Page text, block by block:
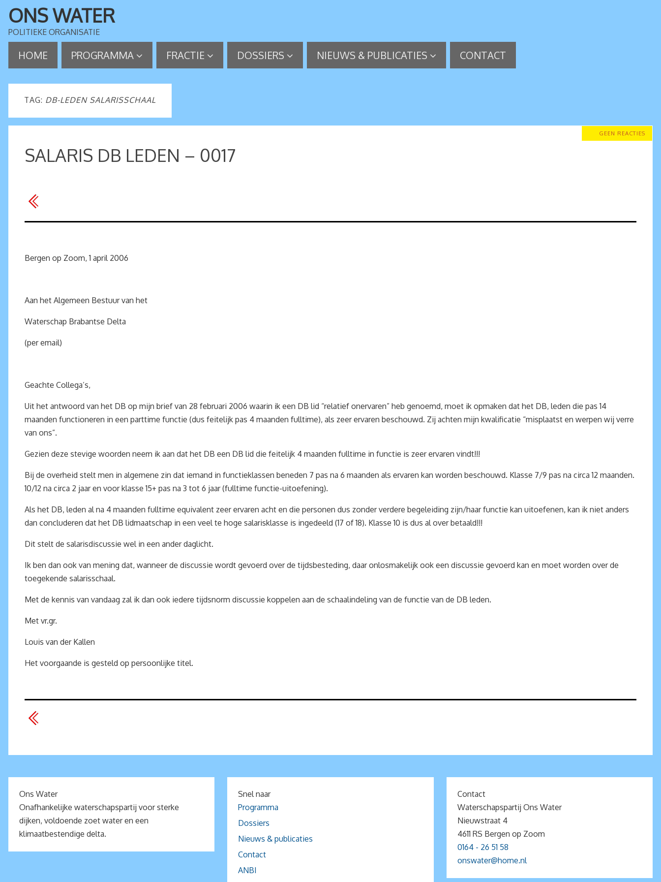
ONS WATER
POLITIEKE ORGANISATIE
HOME PROGRAMMA FRACTIE DOSSIERS NIEUWS & PUBLICATIES CONTACT
TAG: DB-LEDEN SALARISSCHAAL
GEEN REACTIES
SALARIS DB LEDEN – 0017
Bergen op Zoom, 1 april 2006
Aan het Algemeen Bestuur van het
Waterschap Brabantse Delta
(per email)
Geachte Collega’s,
Uit het antwoord van het DB op mijn brief van 28 februari 2006 waarin ik een DB lid “relatief onervaren” heb genoemd, moet ik opmaken dat het DB, leden die pas 14
maanden functioneren in een parttime functie (dus feitelijk pas 4 maanden fulltime), als zeer ervaren beschouwd. Zij achten mijn kwalificatie “misplaatst en werpen wij verre
van ons”.
Gezien deze stevige woorden neem ik aan dat het DB een DB lid die feitelijk 4 maanden fulltime in functie is zeer ervaren vindt!!!
Bij de overheid stelt men in algemene zin dat iemand in functieklassen beneden 7 pas na 6 maanden als ervaren kan worden beschouwd. Klasse 7/9 pas na circa 12 maanden.
10/12 na circa 2 jaar en voor klasse 15+ pas na 3 tot 6 jaar (fulltime functie-uitoefening).
Als het DB, leden al na 4 maanden fulltime equivalent zeer ervaren acht en die personen dus zonder verdere begeleiding zijn/haar functie kan uitoefenen, kan ik niet anders
dan concluderen dat het DB lidmaatschap in een veel te hoge salarisklasse is ingedeeld (17 of 18). Klasse 10 is dus al over betaald!!!
Dit stelt de salarisdiscussie wel in een ander daglicht.
Ik ben dan ook van mening dat, wanneer de discussie wordt gevoerd over de tijdsbesteding, daar onlosmakelijk ook een discussie gevoerd kan en moet worden over de
toegekende salarisschaal.
Met de kennis van vandaag zal ik dan ook iedere tijdsnorm discussie koppelen aan de schaalindeling van de functie van de DB leden.
Met vr.gr.
Louis van der Kallen
Het voorgaande is gesteld op persoonlijke titel.
Ons Water
Onafhankelijke waterschapspartij voor sterke
dijken, voldoende zoet water en een
klimaatbestendige delta.
Snel naar
Programma
Dossiers
Nieuws & publicaties
Contact
ANBI
Contact
Waterschapspartij Ons Water
Nieuwstraat 4
4611 RS Bergen op Zoom
0164 - 26 51 58
onswater@home.nl